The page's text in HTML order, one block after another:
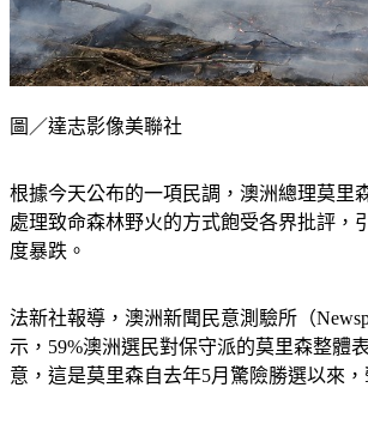
圖／達志影像美聯社
根據今天公布的一項民調，澳洲總理莫里森
處理致命森林野火的方式飽受各界批評，
度暴跌。
法新社報導，澳洲新聞民意測驗所（
示，59%澳洲選民對保守派的莫里森整體
意，這是莫里森自去年5月驚險勝選以來，